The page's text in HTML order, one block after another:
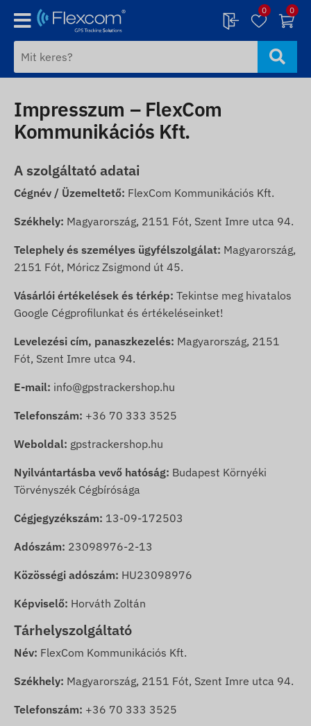
0 0
Impresszum – FlexCom
Kommunikációs Kft.
A szolgáltató adatai
Cégnév / Üzemeltető: FlexCom Kommunikációs Kft.
Székhely: Magyarország, 2151 Fót, Szent Imre utca 94.
Telephely és személyes ügyfélszolgálat: Magyarország,
2151 Fót, Móricz Zsigmond út 45.
Vásárlói értékelések és térkép: Tekintse meg hivatalos
Google Cégprofilunkat és értékeléseinket!
Levelezési cím, panaszkezelés: Magyarország, 2151
Fót, Szent Imre utca 94.
E-mail: info@gpstrackershop.hu
Telefonszám: +36 70 333 3525
Weboldal: gpstrackershop.hu
Nyilvántartásba vevő hatóság: Budapest Környéki
Törvényszék Cégbírósága
Cégjegyzékszám: 13-09-172503
Adószám: 23098976-2-13
Közösségi adószám: HU23098976
Képviselő: Horváth Zoltán
Tárhelyszolgáltató
Név: FlexCom Kommunikációs Kft.
Székhely: Magyarország, 2151 Fót, Szent Imre utca 94.
Telefonszám: +36 70 333 3525